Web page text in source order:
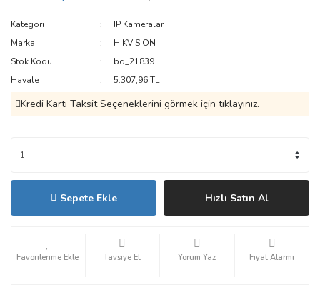
Kategori
IP Kameralar
Marka
HIKVISION
Stok Kodu
bd_21839
Havale
5.307,96 TL
Kredi Kartı Taksit Seçeneklerini görmek için tıklayınız.
Sepete Ekle Hızlı Satın Al
Tavsiye Et Yorum Yaz Fiyat Alarmı